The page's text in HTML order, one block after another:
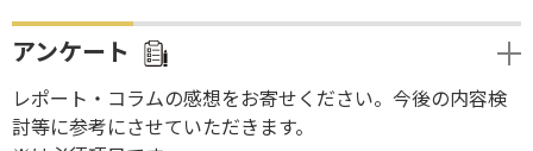
アンケート
レポート・コラムの感想をお寄せください。今後の内容検
討等に参考にさせていただきます。